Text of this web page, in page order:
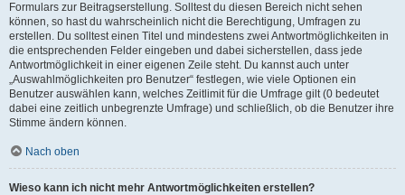
Formulars zur Beitragserstellung. Solltest du diesen Bereich nicht sehen
können, so hast du wahrscheinlich nicht die Berechtigung, Umfragen zu
erstellen. Du solltest einen Titel und mindestens zwei Antwortmöglichkeiten in
die entsprechenden Felder eingeben und dabei sicherstellen, dass jede
Antwortmöglichkeit in einer eigenen Zeile steht. Du kannst auch unter
„Auswahlmöglichkeiten pro Benutzer“ festlegen, wie viele Optionen ein
Benutzer auswählen kann, welches Zeitlimit für die Umfrage gilt (0 bedeutet
dabei eine zeitlich unbegrenzte Umfrage) und schließlich, ob die Benutzer ihre
Stimme ändern können.
Nach oben
Wieso kann ich nicht mehr Antwortmöglichkeiten erstellen?